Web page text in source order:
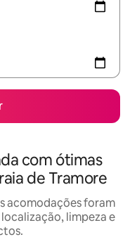
com ótimas
de Tramore
acomodações foram
limpeza e